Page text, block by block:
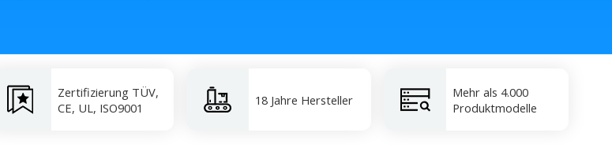
Zertifizierung TÜV,
CE, UL, ISO9001
18 Jahre Hersteller
Mehr als 4.000
Produktmodelle